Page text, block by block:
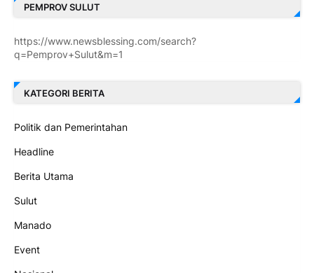
PEMPROV SULUT
https://www.newsblessing.com/search?
q=Pemprov+Sulut&m=1
KATEGORI BERITA
Politik dan Pemerintahan
Headline
Berita Utama
Sulut
Manado
Event